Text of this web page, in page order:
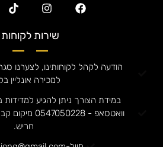
שירות לקוחות
הודעה לקהל לקוחותינו, לצערנו סגרנו את
למכירה אונליין בלבד.
במידת הצורך ניתן להגיע למדידות